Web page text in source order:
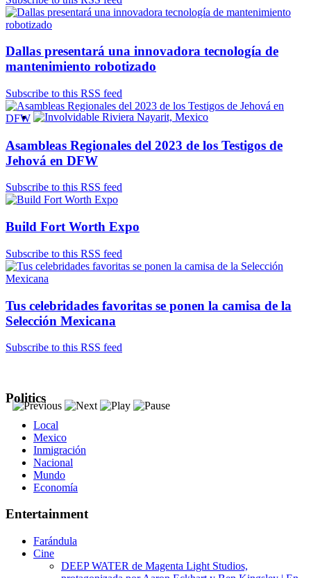
Dallas presentará una innovadora tecnología de
mantenimiento robotizado
Subscribe to this RSS feed
Asambleas Regionales del 2023 de los Testigos de
Jehová en DFW
Subscribe to this RSS feed
Build Fort Worth Expo
Subscribe to this RSS feed
Tus celebridades favoritas se ponen la camisa de la
Selección Mexicana
Subscribe to this RSS feed
Politics
Local
Mexico
Inmigración
Nacional
Mundo
Economía
Entertainment
Farándula
Cine
DEEP WATER de Magenta Light Studios,